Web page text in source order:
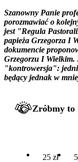
Szanowny Panie
porozmawiać o
jest "Regula
papieża Grzegorza I
dokumencie
Grzegorzu I Wielkim.
"kontrowersja": jedni
będący jednak w
Zróbmy to
25 zł